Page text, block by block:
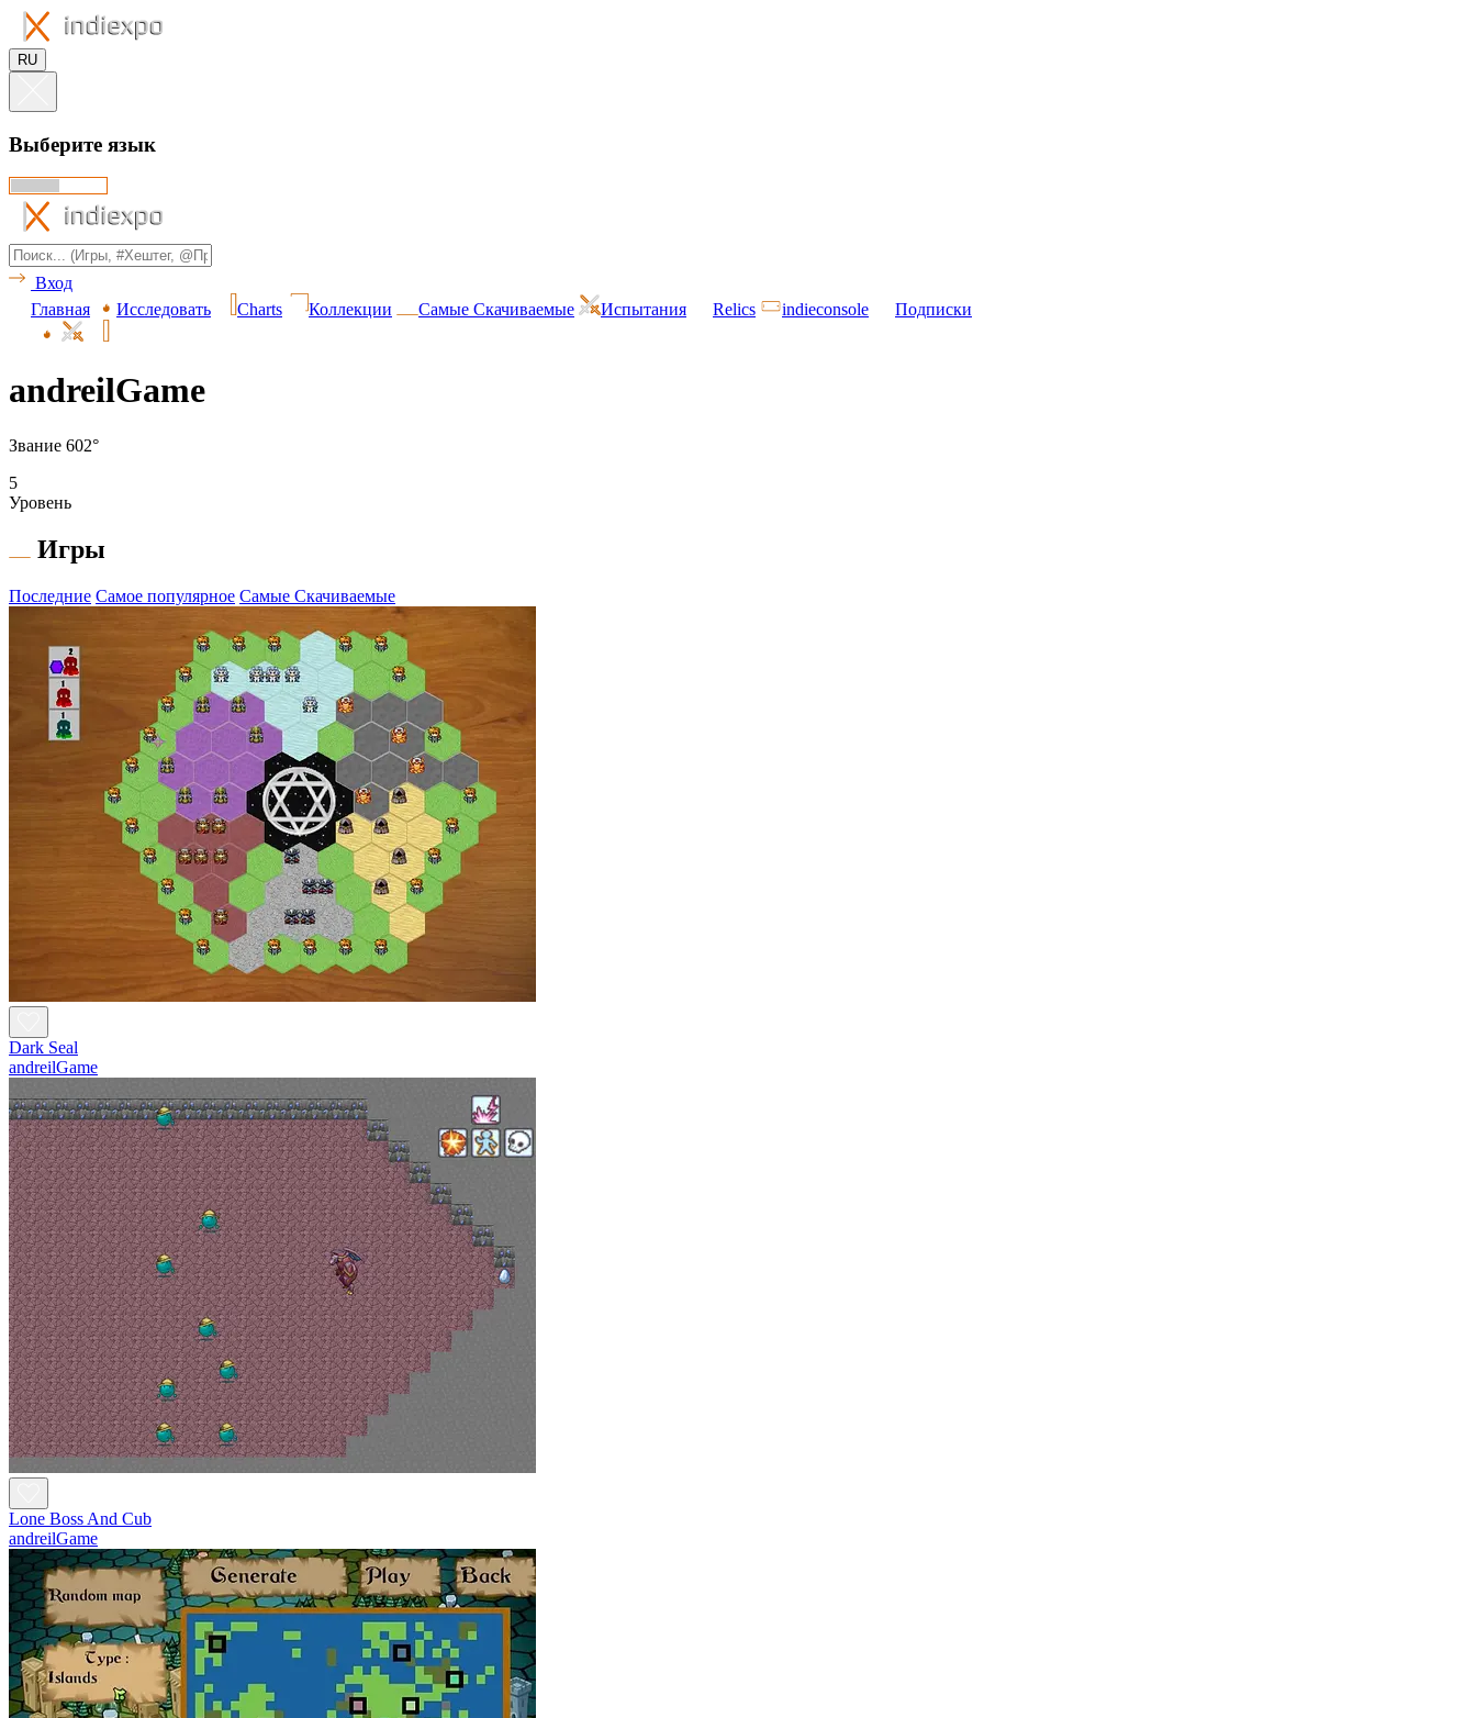
RU
Выберите язык
Вход
Главная
Исследовать Charts Коллекции Самые Скачиваемые Испытания Relics indieconsole Подписки
andreilGame
Звание 602°
5
Уровень
Игры
Последние Самое популярное Самые Скачиваемые
Dark Seal
andreilGame
Lone Boss And Cub
andreilGame